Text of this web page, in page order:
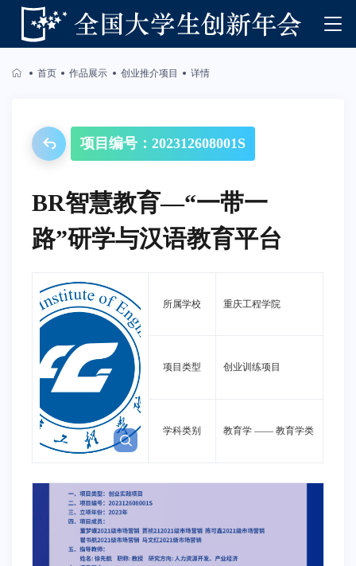
首页 作品展示 创业推介项目 详情
项目编号：202312608001S
BR智慧教育—“一带一
路”研学与汉语教育平台
所属学校 重庆工程学院
项目类型 创业训练项目
学科类别 教育学 ——教育学类